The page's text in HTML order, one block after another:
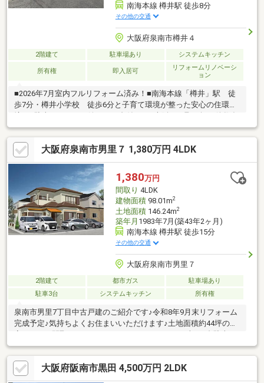
南海本線 樽井駅 徒歩8分
その他の交通
大阪府泉南市樽井４
2階建て 駐車場あり システムキッチン
所有権 即入居可
リフォームリノベーシ
ョン
■2026年7月室内フルリフォーム済み！■南海本線「樽井」駅 徒
歩7分・樽井小学校 徒歩6分と子育て環境が整った安心の住環
数！ お客様のご希望の物件を紹介します。●住宅ローンの相談
だけでも構いません！ 今お持ちのローンを最大５００万まで住
宅ローンと一本化が可能！ おまとめローン＆頭金０円フルロー
ン可能！ 提携銀行にて最大優遇金利0.8％台・最大40年でローン
組めます！●ご所有の不動産の売却査定や住み替え等お気軽にご
相談ください！
大阪府泉南市男里７ 1,380万円 4LDK
1,380万円
間取り 4LDK
建物面積98.01m2
土地面積146.24m2
築年月 1983年7月(築43年2ヶ月)
南海本線 樽井駅 徒歩15分
その他の交通
大阪府泉南市男里７
2階建て 都市ガス
駐車場あり
駐車3台
システムキッチン 所有権
泉南市男里7丁目中古戸建のご紹介です♪令和8年9月末リフォーム
完成予定♪気持ちよくお住まいいただけます♪土地面積約44坪のお
能です♪最寄り駅の「樽井」駅まで徒歩約15分のため通勤・通学
にも便利です♪ぜひ一度ご内覧頂きたいお家です♪お気軽にお問い
合わせお待ちしております♪***********************※【令和8年9
月リフォーム内容】洗面化粧台・浴室・トイレ新調、玄関・廊
大阪府阪南市黒田 4,500万円 2LDK